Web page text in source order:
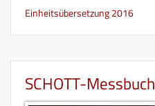
Einheitsübersetzung 2016
SCHOTT-Messbuch